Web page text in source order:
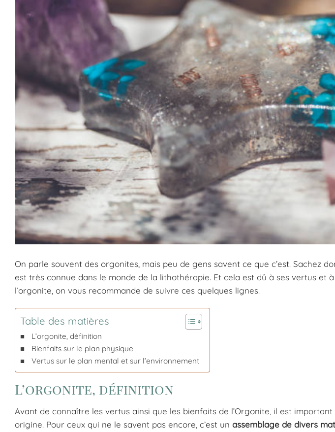
On parle souvent des orgonites, mais peu de gens savent ce que c’est. Sachez
est très connue dans le monde de la lithothérapie. Et cela est dû à ses vertus et
l’orgonite, on vous recommande de suivre ces quelques lignes.
Table des matières
L’orgonite, définition
Bienfaits sur le plan physique
Vertus sur le plan mental et sur l’environnement
L’orgonite, définition
Avant de connaître les vertus ainsi que les bienfaits de l’Orgonite, il est
origine. Pour ceux qui ne le savent pas encore, c’est un assemblage de divers